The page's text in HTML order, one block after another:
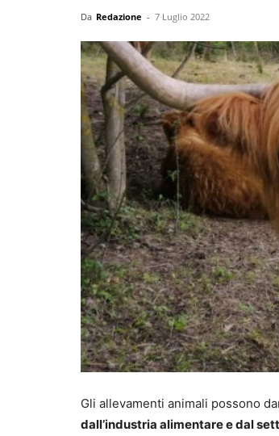
Da Redazione - 7 Luglio 2022
Gli allevamenti animali possono
dall’industria alimentare e dal